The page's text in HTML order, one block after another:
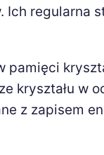
Ich regularna
kryształu w
z zapisem